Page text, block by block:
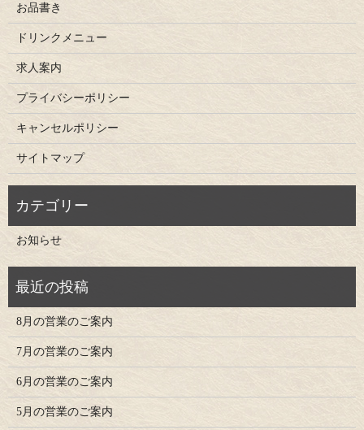
お品書き
ドリンクメニュー
求人案内
プライバシーポリシー
キャンセルポリシー
サイトマップ
お知らせ
8月の営業のご案内
7月の営業のご案内
6月の営業のご案内
5月の営業のご案内